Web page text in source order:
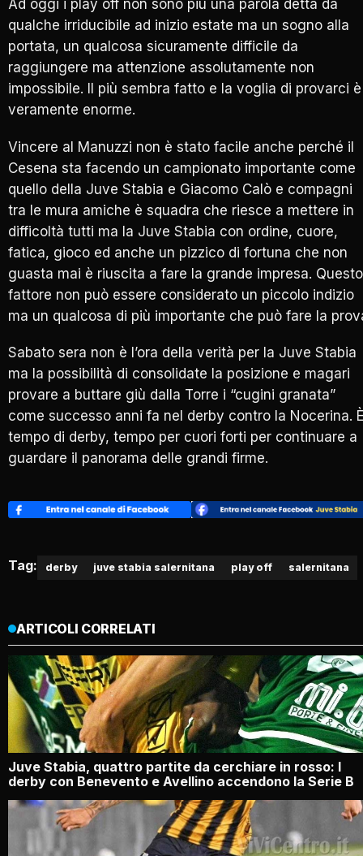
Ad oggi i play off non sono più una parola detta da
qualche irriducibile ad inizio estate ma un sogno alla
portata, un qualcosa sicuramente difficile da
raggiungere ma attenzione assolutamente non
impossibile. Il più sembra fatto e la voglia di provarci è
veramente enorme.
Vincere al Manuzzi non è stato facile anche perché il
Cesena sta facendo un campionato importante come
quello della Juve Stabia e Giacomo Calò e compagni
tra le mura amiche è squadra che riesce a mettere in
difficoltà tutti ma la Juve Stabia con ordine, cuore,
fatica, gioco ed anche un pizzico di fortuna che non
guasta mai è riuscita a fare la grande impresa. Questo
fattore non può essere considerato un piccolo indizio
ma un qualcosa di più importante che può fare la
Sabato sera non è l’ora della verità per la Juve Stabia
ma la possibilità di consolidate la posizione e magari
provare a buttare giù dalla Torre i “cugini granata”
come successo anni fa nel derby contro la Nocerina.
tempo di derby, tempo per cuori forti per continuare a
guardare il panorama delle grandi firme.
Tag: derby juve stabia salernitana play off salernitana
ARTICOLI CORRELATI
Juve Stabia, quattro partite da cerchiare in rosso: I
derby con Benevento e Avellino accendono la Serie B